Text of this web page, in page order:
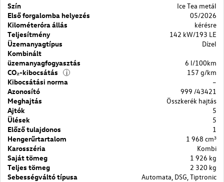
Szín
Ice Tea metál
Első forgalomba helyezés
05/2026
Kilométeróra állás
kérésre
Teljesítmény
142 kW/193 LE
Üzemanyagtípus
Dízel
Kombinált
üzemanyagfogyasztás
6 l/100km
CO₂-kibocsátás
i
157 g/km
Kibocsátási norma
–
Azonosító
999 /43421
Meghajtás
Összkerék hajtás
Ajtók
5
Ülések
5
Előző tulajdonos
1
Hengerűrtartalom
1 968 cm³
Karosszéria
Kombi
Saját tömeg
1 926 kg
Teljes tömeg
2 320 kg
Sebességváltó típusa
Automata, DSG, Tiptronic